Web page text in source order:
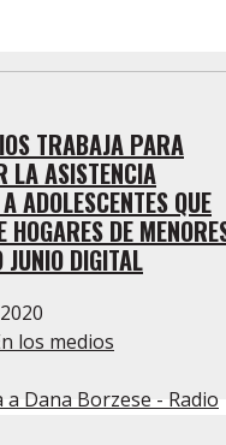
TRABAJA PARA
LA ASISTENCIA
ADOLESCENTES QUE
HOGARES DE
DIGITAL
los medios